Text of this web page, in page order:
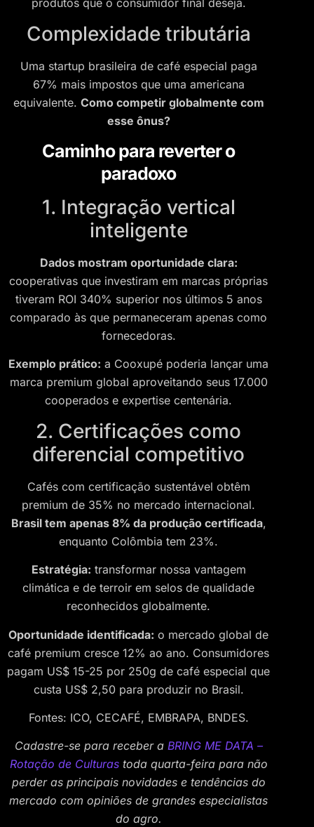
produtos que o consumidor final deseja.
Complexidade tributária
Uma startup brasileira de café especial paga
67% mais impostos que uma americana
equivalente. Como competir globalmente com
esse ônus?
Caminho para reverter o
paradoxo
1. Integração vertical
inteligente
Dados mostram oportunidade clara:
cooperativas que investiram em marcas próprias
tiveram ROI 340% superior nos últimos 5 anos
comparado às que permaneceram apenas como
fornecedoras.
Exemplo prático: a Cooxupé poderia lançar uma
marca premium global aproveitando seus 17.000
cooperados e expertise centenária.
2. Certificações como
diferencial competitivo
Cafés com certificação sustentável obtêm
premium de 35% no mercado internacional.
Brasil tem apenas 8% da produção certificada,
enquanto Colômbia tem 23%.
Estratégia: transformar nossa vantagem
climática e de terroir em selos de qualidade
reconhecidos globalmente.
Oportunidade identificada: o mercado global de
café premium cresce 12% ao ano. Consumidores
pagam US$ 15-25 por 250g de café especial que
custa US$ 2,50 para produzir no Brasil.
Fontes: ICO, CECAFÉ, EMBRAPA, BNDES.
Cadastre-se para receber a BRING ME DATA –
Rotação de Culturastoda quarta-feira para não
perder as principais novidades e tendências do
mercado com opiniões de grandes especialistas
do agro.